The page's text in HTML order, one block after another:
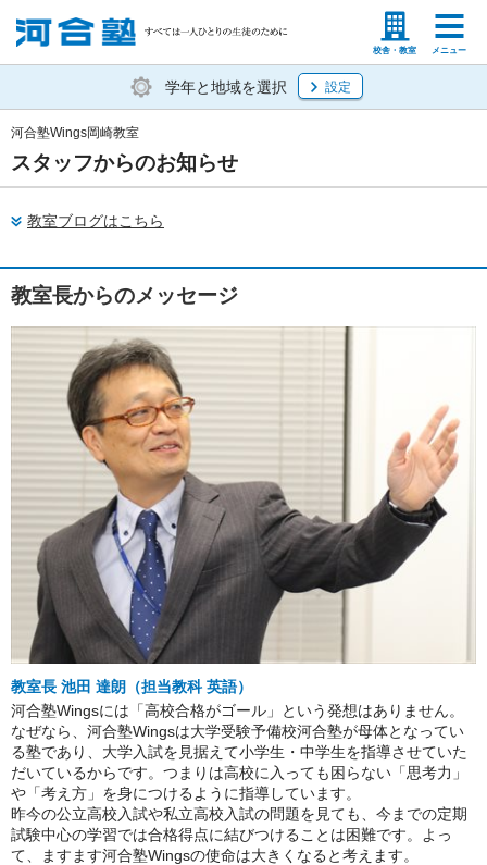
校舎・教室 メニュー
塾生の方 高等学校の先生
学年と地域を選択 設定
スタッフからのお知らせ
河合塾Wings岡崎教室
教室ブログはこちら
教室長からのメッセージ
教室長 池田 達朗（担当教科 英語）
河合塾Wingsには「高校合格がゴール」という発想はありません。
なぜなら、河合塾Wingsは大学受験予備校河合塾が母体となってい
る塾であり、大学入試を見据えて小学生・中学生を指導させていた
だいているからです。つまりは高校に入っても困らない「思考力」
や「考え方」を身につけるように指導しています。
昨今の公立高校入試や私立高校入試の問題を見ても、今までの定期
試験中心の学習では合格得点に結びつけることは困難です。よっ
て、ますます河合塾Wingsの使命は大きくなると考えます。